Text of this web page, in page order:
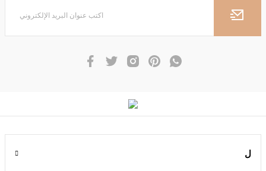
ل